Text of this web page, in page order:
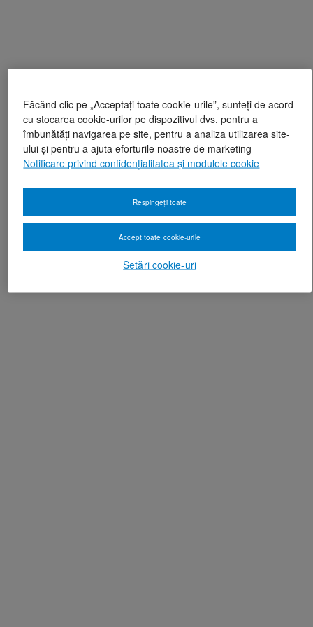
Făcând clic pe „Acceptați toate cookie-urile”, sunteți de acord
cu stocarea cookie-urilor pe dispozitivul dvs. pentru a
îmbunătăți navigarea pe site, pentru a analiza utilizarea site-
ului și pentru a ajuta eforturile noastre de marketing
Notificare privind confidențialitatea și modulele cookie
Setări cookie-uri
Respingeți toate
Accept toate cookie-urile